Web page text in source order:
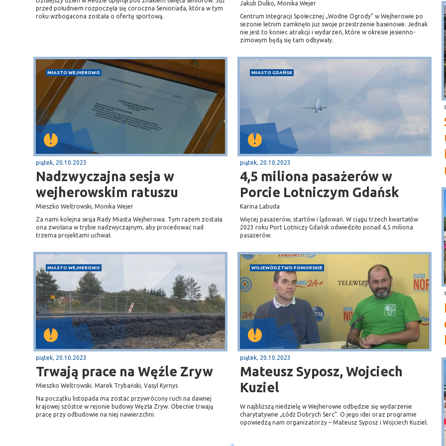
przed południem rozpoczęła się coroczna Senioriada, która w tym
roku wzbogacona została o ofertę sportową.
Jakub Dulko, Monika Wejer
Centrum Integracji Społecznej „Wodne Ogrody” w Wejherowie po
sezonie letnim zamknęło już swoje przestrzenie basenowe. Jednak
nie jest to koniec atrakcji i wydarzeń, które w okresie jesienno-
zimowym będą się tam odbywały.
MIASTO WEJHEROWO
piątek, 20.10.2023
Nadzwyczajna sesja w
wejherowskim ratuszu
Mieszko Weltrowski, Monika Wejer
Za nami kolejna sesja Rady Miasta Wejherowa. Tym razem została
ona zwołana w trybie nadzwyczajnym, aby procedować nad
trzema projektami uchwał.
MIASTO GDAŃSK
piątek, 20.10.2023
4,5 miliona pasażerów w
Porcie Lotniczym Gdańsk
Karina Labuda
Więcej pasażerów, startów i lądowań. W ciągu trzech kwartałów
2023 roku Port Lotniczy Gdańsk odwiedziło ponad 4,5 miliona
pasażerów.
MIASTO WEJHEROWO
piątek, 20.10.2023
Trwają prace na Węźle Zryw
Mieszko Weltrowski. Marek Trybański, Vasyl Kyrnys
Na początku listopada ma zostać przywrócony ruch na dawnej
krajowej szóstce w rejonie budowy Węzła Zryw. Obecnie trwają
pracę przy odbudowie na niej nawierzchni.
WOJEWÓDZTWO POMORSKIE
piątek, 20.10.2023
Mateusz Syposz, Wojciech
Kuziel
W najbliższą niedzielę w Wejherowie odbędzie się wydarzenie
charytatywne „Łódź Dobrych Serc”. O jego idei oraz programie
opowiedzą nam organizatorzy – Mateusz Syposz i Wojciech Kuziel.